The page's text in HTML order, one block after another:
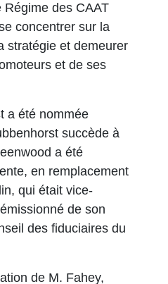
des CAAT
concentrer sur la
stratégie et demeurer
et de ses
a été nommée
succède à
a été
en remplacement
qui était vice-
de son
des fiduciaires du
de M. Fahey,